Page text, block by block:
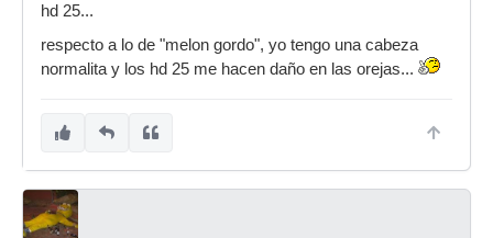
hd 25...
respecto a lo de "melon gordo", yo tengo una cabeza
normalita y los hd 25 me hacen daño en las orejas...